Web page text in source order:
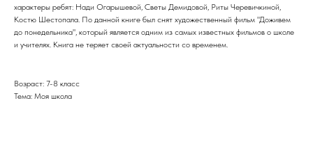
характеры ребят: Нади Огарышевой, Светы Демидовой, Риты Черевичкиной,
Костю Шестопала. По данной книге был снят художественный фильм "Доживем
до понедельника", который является одним из самых известных фильмов о школе
и учителях. Книга не теряет своей актуальности со временем.
Возраст: 7-8 класс
Тема: Моя школа